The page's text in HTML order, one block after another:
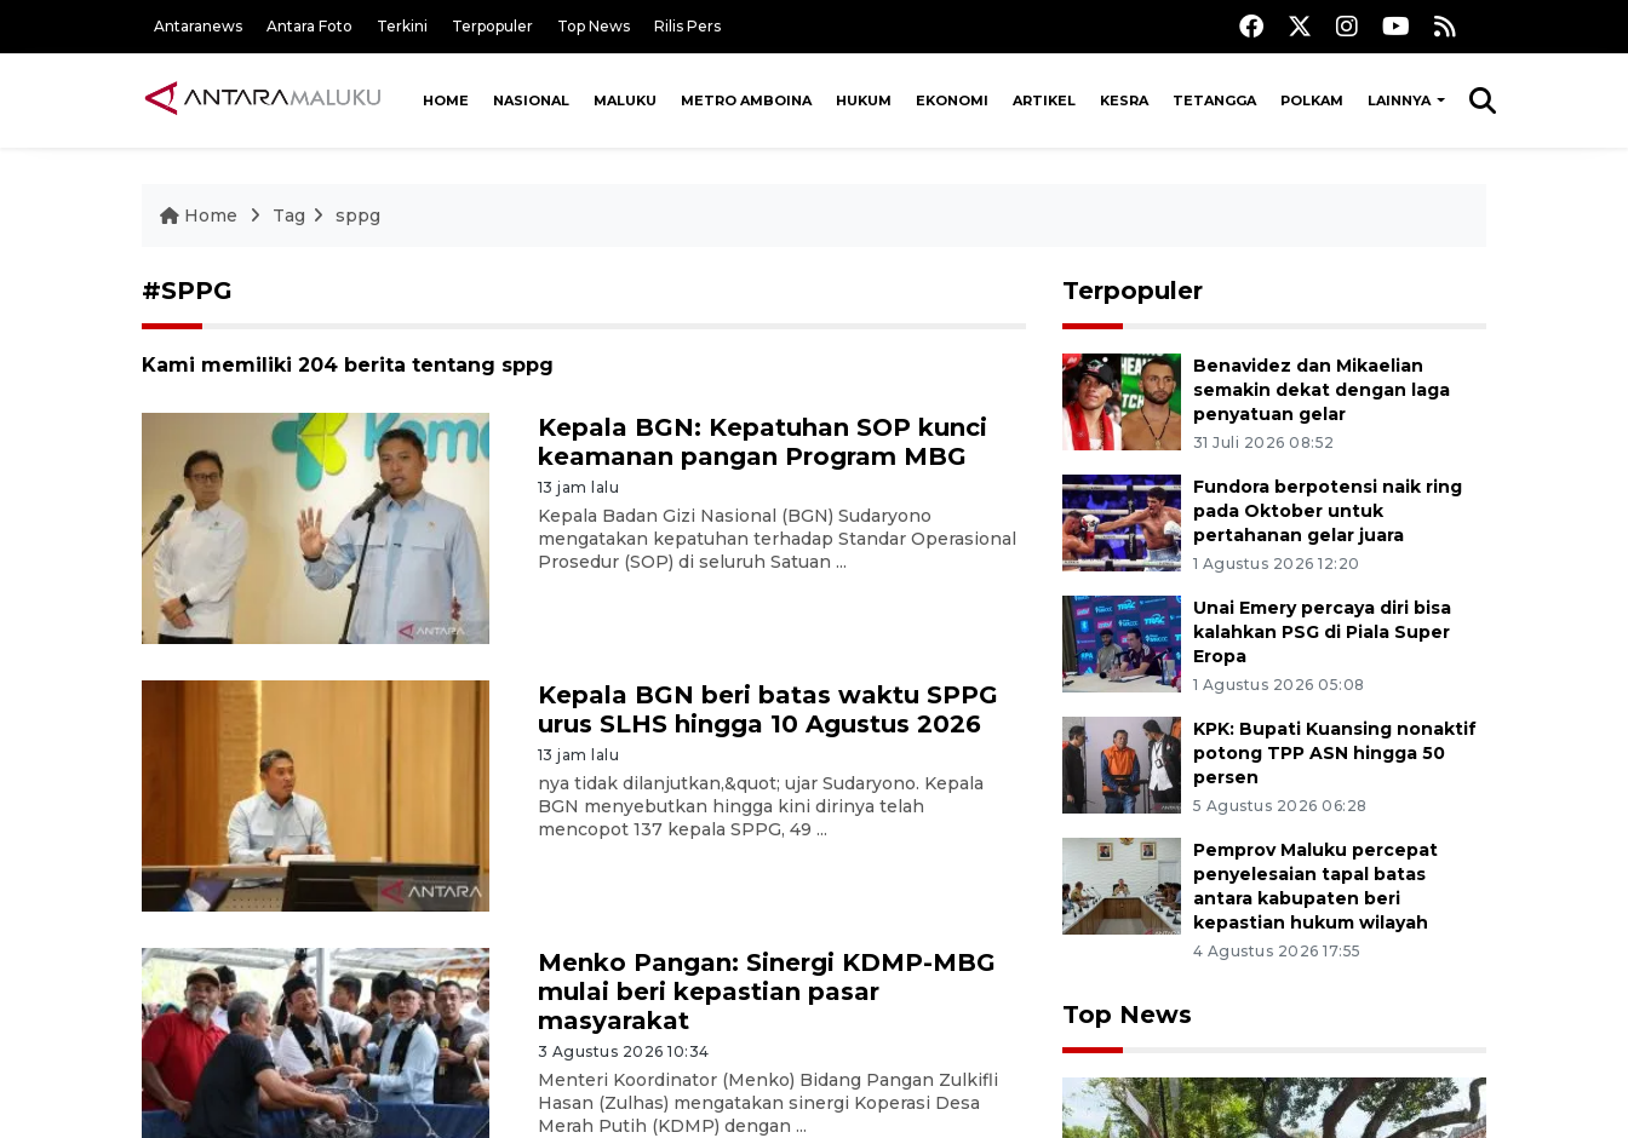
Antaranews Antara Foto Terkini Terpopuler Top News Rilis Pers
HOME NASIONAL MALUKU METRO AMBOINA HUKUM EKONOMI ARTIKEL KESRA TETANGGA POLKAM LAINNYA
Home Tag sppg
#SPPG
Kami memiliki 204 berita tentang sppg
Kepala BGN: Kepatuhan SOP kunci
keamanan pangan Program MBG
13 jam lalu
Kepala Badan Gizi Nasional (BGN) Sudaryono
mengatakan kepatuhan terhadap Standar Operasional
Prosedur (SOP) di seluruh Satuan ...
Kepala BGN beri batas waktu SPPG
urus SLHS hingga 10 Agustus 2026
13 jam lalu
nya tidak dilanjutkan,&quot; ujar Sudaryono. Kepala
BGN menyebutkan hingga kini dirinya telah
mencopot 137 kepala SPPG, 49 ...
Menko Pangan: Sinergi KDMP-MBG
mulai beri kepastian pasar
masyarakat
3 Agustus 2026 10:34
Menteri Koordinator (Menko) Bidang Pangan Zulkifli
Hasan (Zulhas) mengatakan sinergi Koperasi Desa
Merah Putih (KDMP) dengan ...
Terpopuler
Benavidez dan Mikaelian
semakin dekat dengan laga
penyatuan gelar
31 Juli 2026 08:52
Fundora berpotensi naik ring
pada Oktober untuk
pertahanan gelar juara
1 Agustus 2026 12:20
Unai Emery percaya diri bisa
kalahkan PSG di Piala Super
Eropa
1 Agustus 2026 05:08
KPK: Bupati Kuansing nonaktif
potong TPP ASN hingga 50
persen
5 Agustus 2026 06:28
Pemprov Maluku percepat
penyelesaian tapal batas
antara kabupaten beri
kepastian hukum wilayah
4 Agustus 2026 17:55
Top News